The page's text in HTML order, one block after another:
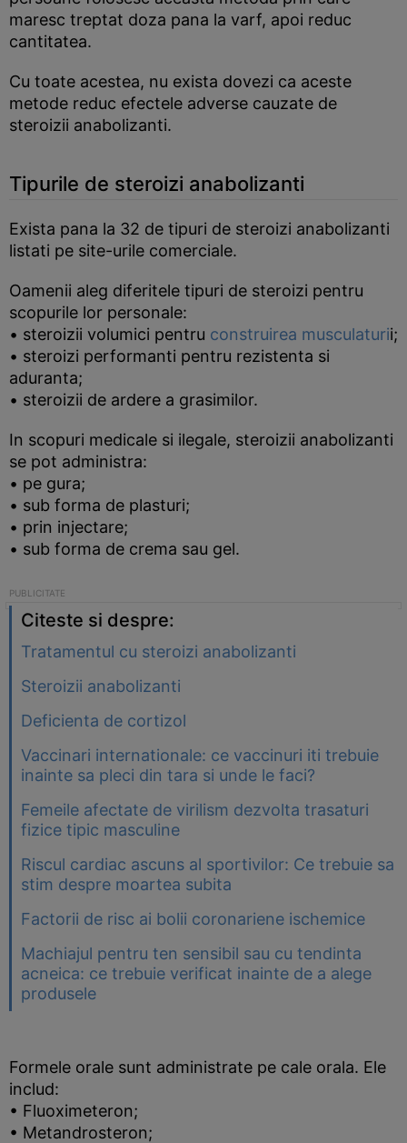
maresc treptat doza pana la varf, apoi reduc
cantitatea.
Cu toate acestea, nu exista dovezi ca aceste
metode reduc efectele adverse cauzate de
steroizii anabolizanti.
Tipurile de steroizi anabolizanti
Exista pana la 32 de tipuri de steroizi anabolizanti
listati pe site-urile comerciale.
Oamenii aleg diferitele tipuri de steroizi pentru
scopurile lor personale:
• steroizii volumici pentru construirea musculaturii;
• steroizi performanti pentru rezistenta si
aduranta;
• steroizii de ardere a grasimilor.
In scopuri medicale si ilegale, steroizii anabolizanti
se pot administra:
• pe gura;
• sub forma de plasturi;
• prin injectare;
• sub forma de crema sau gel.
Citeste si despre:
Tratamentul cu steroizi anabolizanti
Steroizii anabolizanti
Deficienta de cortizol
Vaccinari internationale: ce vaccinuri iti trebuie
inainte sa pleci din tara si unde le faci?
Femeile afectate de virilism dezvolta trasaturi
fizice tipic masculine
Riscul cardiac ascuns al sportivilor: Ce trebuie sa
stim despre moartea subita
Factorii de risc ai bolii coronariene ischemice
Machiajul pentru ten sensibil sau cu tendinta
acneica: ce trebuie verificat inainte de a alege
produsele
Formele orale sunt administrate pe cale orala. Ele
includ:
• Fluoximeteron;
• Metandrosteron;